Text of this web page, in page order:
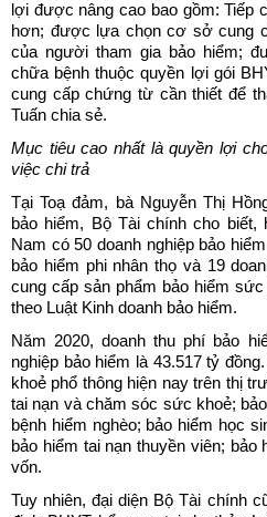
lợi được nâng cao bao gồm: Tiếp
hơn; được lựa chọn cơ sở cung
của người tham gia bảo hiểm;
chữa bệnh thuộc quyền lợi gói
cung cấp chứng từ cần thiết để
Tuấn chia sẻ.
Mục tiêu cao nhất là quyền lợi
việc chi trả
Tại Toạ đảm, bà Nguyễn Thị
bảo hiểm, Bộ Tài chính cho
Nam có 50 doanh nghiệp bảo
bảo hiểm phi nhân thọ và 19
cung cấp sản phẩm bảo hiểm
theo Luật Kinh doanh bảo hiểm.
Năm 2020, doanh thu phí bảo
nghiệp bảo hiểm là 43.517 tỷ
khoẻ phổ thông hiện nay trên thị
tai nạn và chăm sóc sức khoẻ;
bệnh hiểm nghèo; bảo hiểm học
bảo hiểm tai nạn thuyền viên;
vốn.
Tuy nhiên, đại diện Bộ Tài chính